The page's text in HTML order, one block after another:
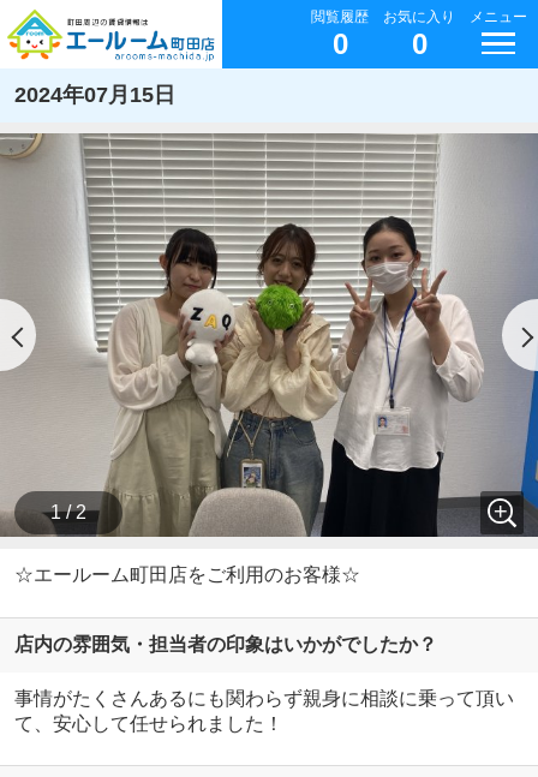
閲覧履歴
0
お気に入り
0
メニュー
2024年07月15日
1 / 2
☆エールーム町田店をご利用のお客様☆
店内の雰囲気・担当者の印象はいかがでしたか？
事情がたくさんあるにも関わらず親身に相談に乗って頂い
て、安心して任せられました！